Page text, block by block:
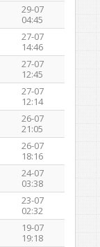
29-07
04:45
27-07
14:46
27-07
12:45
27-07
12:14
26-07
21:05
26-07
18:16
24-07
03:38
23-07
02:32
19-07
19:18